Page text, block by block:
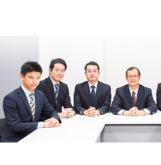
事業紹介
サステナビリティ